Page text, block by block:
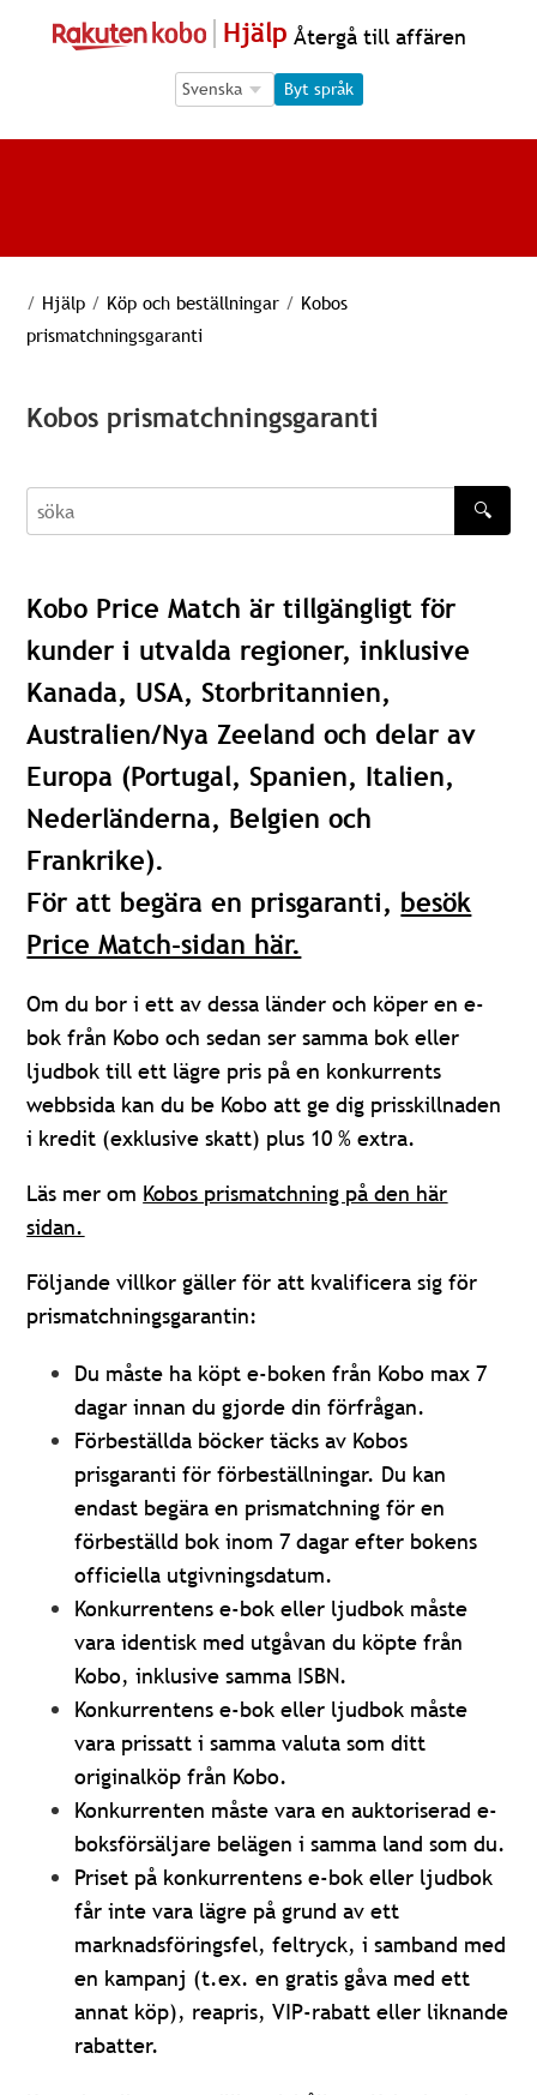
Hjälp Återgå till affären
Language Selection
Language Selection
Byt språk
/ Hjälp / Köp och beställningar / Kobos
prismatchningsgaranti
Kobos prismatchningsgaranti
söka
🔍
Kobo Price Match är tillgängligt för
kunder i utvalda regioner, inklusive
Kanada, USA, Storbritannien,
Australien/Nya Zeeland och delar av
Europa (Portugal, Spanien, Italien,
Nederländerna, Belgien och
Frankrike).
För att begära en prisgaranti, besök
Price Match-sidan här.
Om du bor i ett av dessa länder och köper en e-
bok från Kobo och sedan ser samma bok eller
ljudbok till ett lägre pris på en konkurrents
webbsida kan du be Kobo att ge dig prisskillnaden
i kredit (exklusive skatt) plus 10 % extra.
Läs mer om Kobos prismatchning på den här
sidan.
Följande villkor gäller för att kvalificera sig för
prismatchningsgarantin:
Du måste ha köpt e-boken från Kobo max 7
dagar innan du gjorde din förfrågan.
Förbeställda böcker täcks av Kobos
prisgaranti för förbeställningar. Du kan
endast begära en prismatchning för en
förbeställd bok inom 7 dagar efter bokens
officiella utgivningsdatum.
Konkurrentens e-bok eller ljudbok måste
vara identisk med utgåvan du köpte från
Kobo, inklusive samma ISBN.
Konkurrentens e-bok eller ljudbok måste
vara prissatt i samma valuta som ditt
originalköp från Kobo.
Konkurrenten måste vara en auktoriserad e-
boksförsäljare belägen i samma land som du.
Priset på konkurrentens e-bok eller ljudbok
får inte vara lägre på grund av ett
marknadsföringsfel, feltryck, i samband med
en kampanj (t.ex. en gratis gåva med ett
annat köp), reapris, VIP-rabatt eller liknande
rabatter.